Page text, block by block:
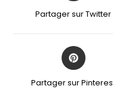
Partager sur Twitter
Partager sur